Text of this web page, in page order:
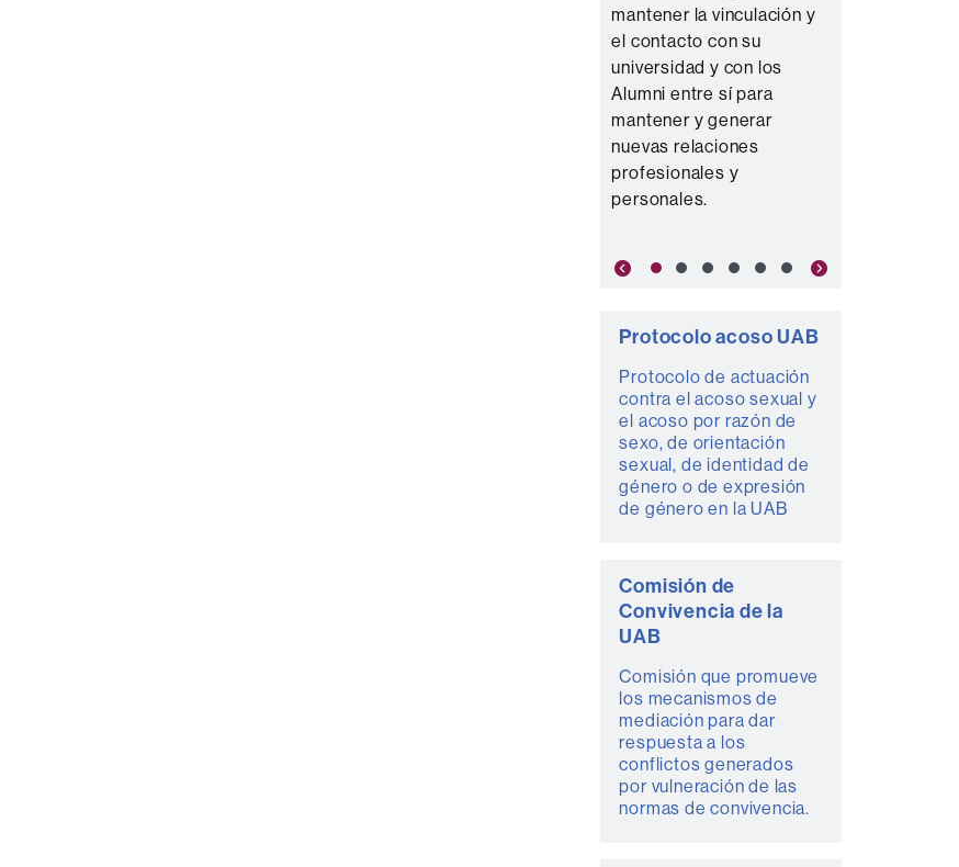
mantener la vinculación y
el contacto con su
universidad y con los
Alumni entre sí para
mantener y generar
nuevas relaciones
profesionales y
personales.
Previous Next
Protocolo acoso UAB
Protocolo de actuación
contra el acoso sexual y
el acoso por razón de
sexo, de orientación
sexual, de identidad de
género o de expresión
de género en la UAB
Comisión de
Convivencia de la
UAB
Comisión que promueve
los mecanismos de
mediación para dar
respuesta a los
conflictos generados
por vulneración de las
normas de convivencia.